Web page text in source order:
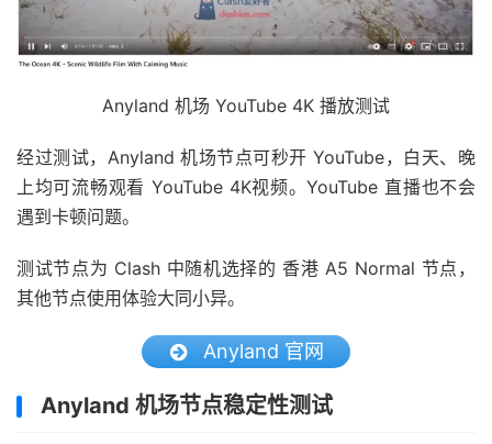
Anyland 机场 YouTube 4K 播放测试
经过测试，Anyland 机场节点可秒开 YouTube，白天、晚
上均可流畅观看 YouTube 4K视频。YouTube 直播也不会
遇到卡顿问题。
测试节点为 Clash 中随机选择的 香港 A5 Normal 节点，
其他节点使用体验大同小异。
Anyland 官网
Anyland 机场节点稳定性测试